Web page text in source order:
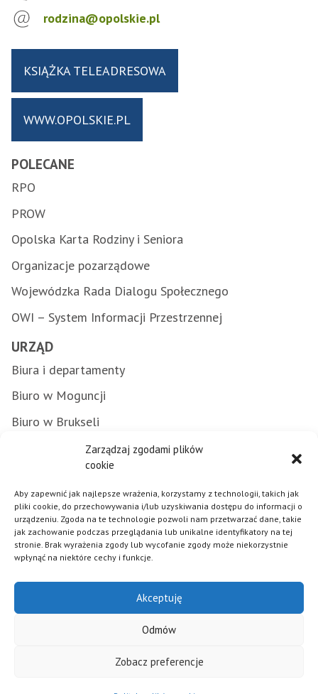
Zarządzaj zgodami plików
cookie
Aby zapewnić jak najlepsze wrażenia, korzystamy z technologii, takich jak
pliki cookie, do przechowywania i/lub uzyskiwania dostępu do informacji o
urządzeniu. Zgoda na te technologie pozwoli nam przetwarzać dane, takie
jak zachowanie podczas przeglądania lub unikalne identyfikatory na tej
stronie. Brak wyrażenia zgody lub wycofanie zgody może niekorzystnie
wpłynąć na niektóre cechy i funkcje.
Akceptuję
Odmów
Zobacz preferencje
rodzina@opolskie.pl
KSIĄŻKA TELEADRESOWA
WWW.OPOLSKIE.PL
POLECANE
RPO
PROW
Opolska Karta Rodziny i Seniora
Organizacje pozarządowe
Wojewódzka Rada Dialogu Społecznego
OWI – System Informacji Przestrzennej
URZĄD
Biura i departamenty
Biuro w Moguncji
Biuro w Brukseli
Załatwianie spraw w urzędzie
Zamówienia publiczne
Punkty Informacyjne FE
Praca w urzędzie
Klauzula informacyjna RODO